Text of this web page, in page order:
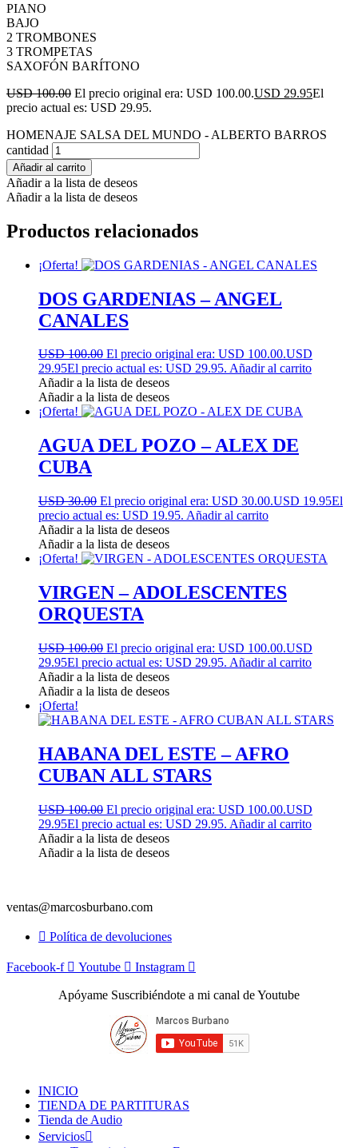
PIANO
BAJO
2 TROMBONES
3 TROMPETAS
SAXOFÓN BARÍTONO
USD 100.00 El precio original era: USD 100.00.USD 29.95El
precio actual es: USD 29.95.
HOMENAJE SALSA DEL MUNDO - ALBERTO BARROS
cantidad
Añadir al carrito
Añadir a la lista de deseos
Añadir a la lista de deseos
Productos relacionados
¡Oferta!
DOS GARDENIAS – ANGEL
CANALES
USD 100.00 El precio original era: USD 100.00.USD
29.95El precio actual es: USD 29.95. Añadir al carrito
Añadir a la lista de deseos
Añadir a la lista de deseos
¡Oferta!
AGUA DEL POZO – ALEX DE
CUBA
USD 30.00 El precio original era: USD 30.00.USD 19.95El
precio actual es: USD 19.95. Añadir al carrito
Añadir a la lista de deseos
Añadir a la lista de deseos
¡Oferta!
VIRGEN – ADOLESCENTES
ORQUESTA
USD 100.00 El precio original era: USD 100.00.USD
29.95El precio actual es: USD 29.95. Añadir al carrito
Añadir a la lista de deseos
Añadir a la lista de deseos
¡Oferta!
HABANA DEL ESTE – AFRO
CUBAN ALL STARS
USD 100.00 El precio original era: USD 100.00.USD
29.95El precio actual es: USD 29.95. Añadir al carrito
Añadir a la lista de deseos
Añadir a la lista de deseos
ventas@marcosburbano.com
Política de devoluciones
Facebook-f Youtube Instagram
Apóyame Suscribiéndote a mi canal de Youtube
INICIO
TIENDA DE PARTITURAS
Tienda de Audio
Servicios